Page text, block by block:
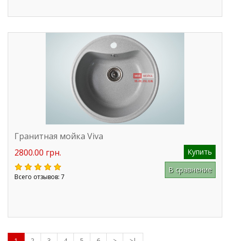
Гранитная мойка Viva
2800.00 грн.
Купить
Всего отзывов: 7
В сравнение